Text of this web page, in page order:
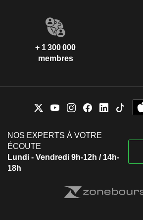
+ 1 300 000
membres
NOS EXPERTS À VOTRE
ÉCOUTE
Lundi - Vendredi 9h-12h / 14h-
18h